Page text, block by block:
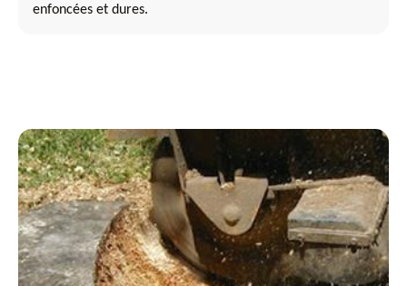
enfoncées et dures.